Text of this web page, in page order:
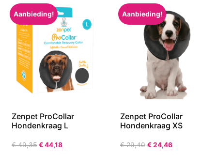
Aanbieding!
Zenpet ProCollar
Hondenkraag L
€49,35 €44,18
Aanbieding!
Zenpet ProCollar
Hondenkraag XS
€29,40 €24,46